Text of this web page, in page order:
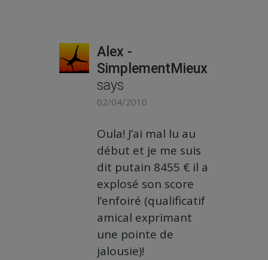
Alex -
SimplementMieux
says
02/04/2010
Oula! J’ai mal lu au
début et je me suis
dit putain 8455 € il a
explosé son score
l’enfoiré (qualificatif
amical exprimant
une pointe de
jalousie)!